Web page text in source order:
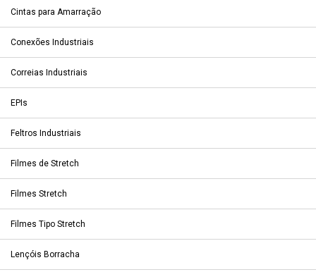
Cintas para Amarração
Conexões Industriais
Correias Industriais
EPIs
Feltros Industriais
Filmes de Stretch
Filmes Stretch
Filmes Tipo Stretch
Lençóis Borracha